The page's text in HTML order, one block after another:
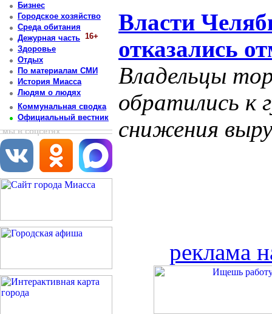
Бизнес
Городское хозяйство
Среда обитания
Дежурная часть 16+
Здоровье
Отдых
По материалам СМИ
История Миасса
Людям о людях
Коммунальная сводка
Официальный вестник
мы в соцсетях
Власти
отказались
Владельцы
обратились к
снижения
реклама